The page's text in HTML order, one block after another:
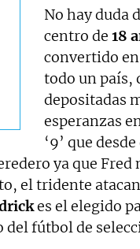
No hay duda
centro de18
convertido
todo un país,
depositadas
esperanzas
‘9’ que
ya que Fred
el tridente
es el elegido
del fútbol de